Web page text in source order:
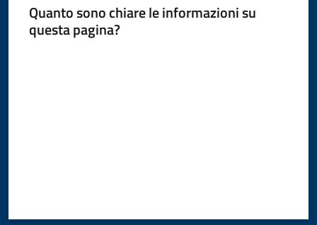
Quanto sono chiare le informazioni su
questa pagina?